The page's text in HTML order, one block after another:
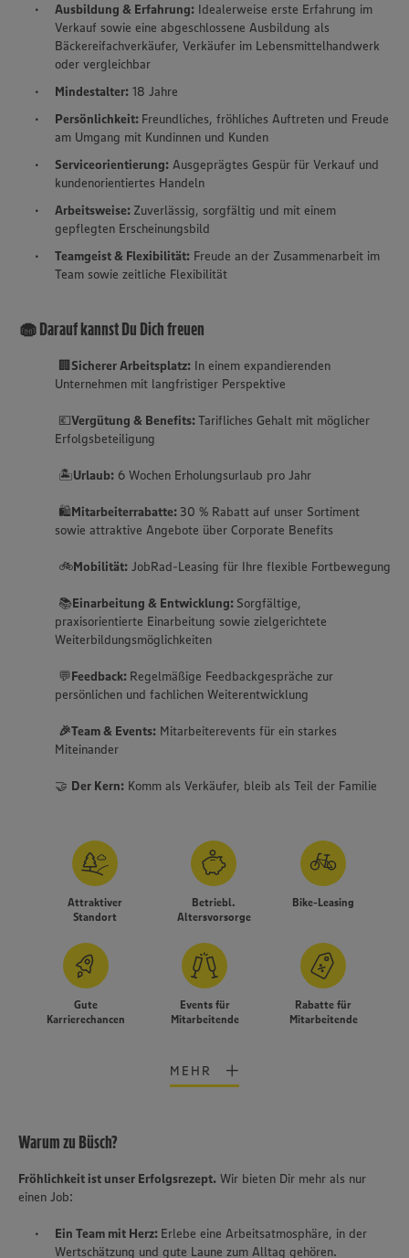
Wir setzen Cookies und andere Technologien ein, um Ihnen
ermöglichen. Wir verwenden Ihre Daten, um unsere
Website zu personalisieren und Ihnen möglichst relevante
Ausbildung & Erfahrung: Idealerweise erste Erfahrung im
Verkauf sowie eine abgeschlossene Ausbildung als
Bäckereifachverkäufer, Verkäufer im Lebensmittelhandwerk
oder vergleichbar
Mindestalter: 18 Jahre
Persönlichkeit: Freundliches, fröhliches Auftreten und Freude
am Umgang mit Kundinnen und Kunden
Serviceorientierung: Ausgeprägtes Gespür für Verkauf und
kundenorientiertes Handeln
Arbeitsweise: Zuverlässig, sorgfältig und mit einem
gepflegten Erscheinungsbild
Teamgeist & Flexibilität: Freude an der Zusammenarbeit im
Team sowie zeitliche Flexibilität
🧁 Darauf kannst Du Dich freuen
🏢Sicherer Arbeitsplatz: In einem expandierenden
Unternehmen mit langfristiger Perspektive
💶Vergütung & Benefits:Tarifliches Gehalt mit möglicher
Erfolgsbeteiligung
🏝️Urlaub: 6 Wochen Erholungsurlaub pro Jahr
🛍️Mitarbeiterrabatte: 30 % Rabatt auf unser Sortiment
sowie attraktive Angebote über Corporate Benefits
🚲Mobilität: JobRad-Leasing für Ihre flexible Fortbewegung
📚Einarbeitung & Entwicklung: Sorgfältige,
praxisorientierte Einarbeitung sowie zielgerichtete
Weiterbildungsmöglichkeiten
💬Feedback: Regelmäßige Feedbackgespräche zur
persönlichen und fachlichen Weiterentwicklung
🎉Team & Events: Mitarbeiterevents für ein starkes
Miteinander
🤝 Der Kern: Komm als Verkäufer, bleib als Teil der Familie
Attraktiver
Standort
Betriebl.
Altersvorsorge
Bike-Leasing
Gute
Karrierechancen
Events für
Mitarbeitende
Rabatte für
Mitarbeitende
MEHR
Warum zu Büsch?
Fröhlichkeit ist unser Erfolgsrezept. Wir bieten Dir mehr als nur
einen Job:
Ein Team mit Herz: Erlebe eine Arbeitsatmosphäre, in der
Wertschätzung und gute Laune zum Alltag gehören.